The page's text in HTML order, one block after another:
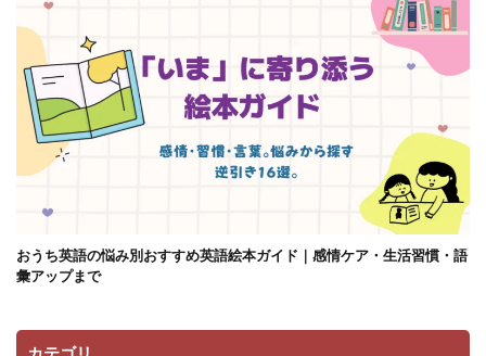
おうち英語の悩み別おすすめ英語絵本ガイド｜感情ケア・生活習慣・語
彙アップまで